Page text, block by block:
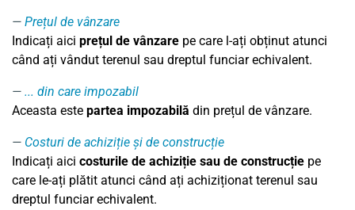
Prețul de vânzare
Indicați aici prețul de vânzare pe care l-ați obținut atunci
când ați vândut terenul sau dreptul funciar echivalent.
... din care impozabil
Aceasta este partea impozabilă din prețul de vânzare.
Costuri de achiziție și de construcție
Indicați aici costurile de achiziție sau de construcție pe
care le-ați plătit atunci când ați achiziționat terenul sau
dreptul funciar echivalent.